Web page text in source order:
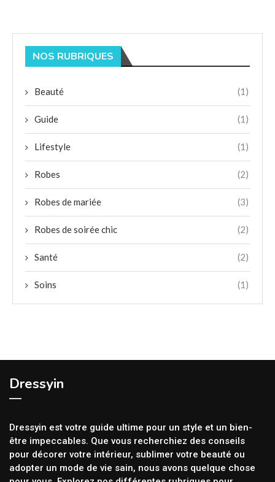
NOS RUBRIQUES
Beauté (1)
Guide (1)
Lifestyle (1)
Robes (2)
Robes de mariée (3)
Robes de soirée chic (2)
Santé (2)
Soins (1)
Dressyin
Dressyin est votre guide ultime pour un style et un bien-
être impeccables. Que vous recherchiez des conseils
pour décorer votre intérieur, sublimer votre beauté ou
adopter un mode de vie sain, nous avons quelque chose